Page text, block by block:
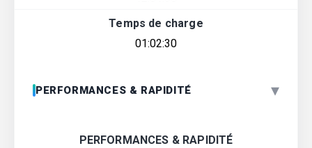
Temps de charge
01:02:30
PERFORMANCES & RAPIDITÉ ▾
PERFORMANCES & RAPIDITÉ